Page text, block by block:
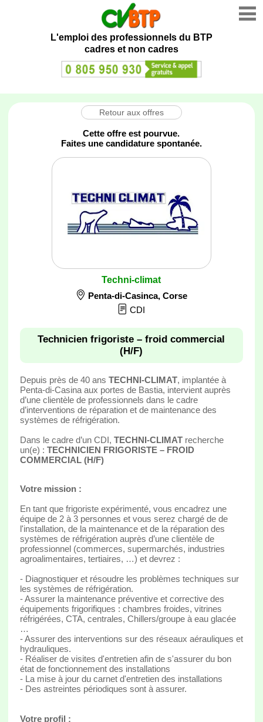
L'emploi des professionnels du BTP
cadres et non cadres
Retour aux offres
Cette offre est pourvue.
Faites une candidature spontanée.
Techni-climat
Penta-di-Casinca, Corse
CDI
Technicien frigoriste – froid commercial
(H/F)
Depuis près de 40 ans TECHNI-CLIMAT, implantée à
Penta-di-Casina aux portes de Bastia, intervient auprès
d’une clientèle de professionnels dans le cadre
d’interventions de réparation et de maintenance des
systèmes de réfrigération.
Dans le cadre d’un CDI, TECHNI-CLIMATrecherche
un(e) : TECHNICIEN FRIGORISTE – FROID
COMMERCIAL (H/F)
Votre mission :
En tant que frigoriste expérimenté, vous encadrez une
équipe de 2 à 3 personnes et vous serez chargé de de
l'installation, de la maintenance et de la réparation des
systèmes de réfrigération auprès d’une clientèle de
professionnel (commerces, supermarchés, industries
agroalimentaires, tertiaires, …) et devrez :
- Diagnostiquer et résoudre les problèmes techniques sur
les systèmes de réfrigération.
- Assurer la maintenance préventive et corrective des
équipements frigorifiques : chambres froides, vitrines
réfrigérées, CTA, centrales, Chillers/groupe à eau glacée
…
- Assurer des interventions sur des réseaux aérauliques et
hydrauliques.
- Réaliser de visites d'entretien afin de s'assurer du bon
état de fonctionnement des installations
- La mise à jour du carnet d'entretien des installations
- Des astreintes périodiques sont à assurer.
Votre profil :